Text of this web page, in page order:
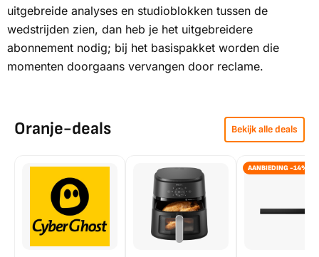
uitgebreide analyses en studioblokken tussen de
wedstrijden zien, dan heb je het uitgebreidere
abonnement nodig; bij het basispakket worden die
momenten doorgaans vervangen door reclame.
Oranje-deals Bekijk alle deals
AANBIEDING -14%